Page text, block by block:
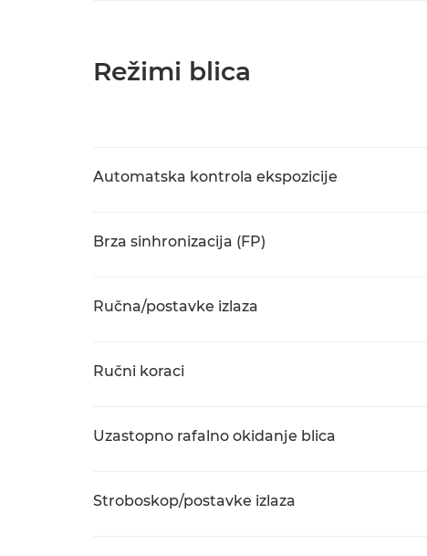
Režimi blica
Automatska kontrola ekspozicije
Brza sinhronizacija (FP)
Ručna/postavke izlaza
Ručni koraci
Uzastopno rafalno okidanje blica
Stroboskop/postavke izlaza